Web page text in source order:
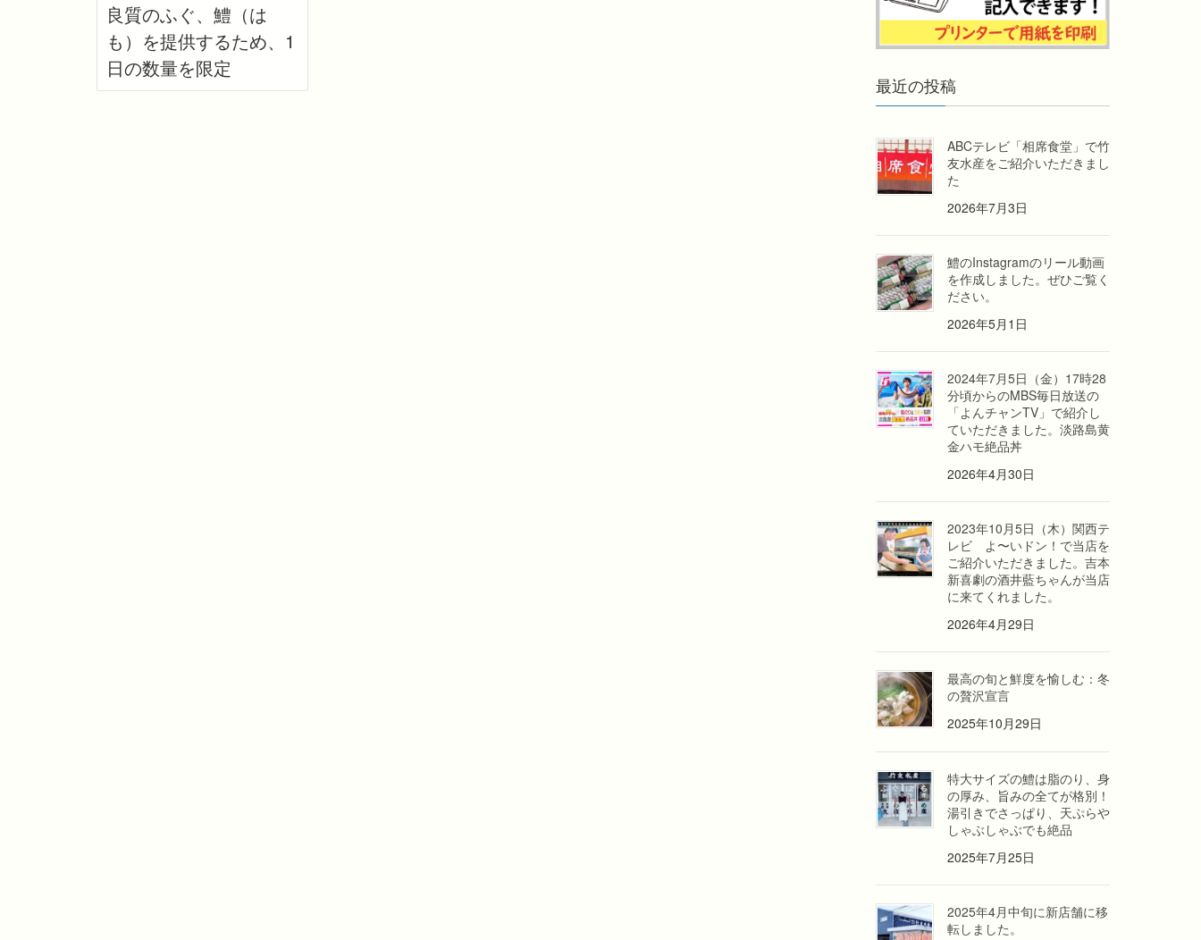
良質のふぐ、鱧（は
も）を提供するため、1
日の数量を限定
最近の投稿
ABCテレビ「相席食堂」で竹
友水産をご紹介いただきまし
た
2026年7月3日
鱧のInstagramのリール動画
を作成しました。ぜひご覧く
ださい。
2026年5月1日
2024年7月5日（金）17時28
分頃からのMBS毎日放送の
「よんチャンTV」で紹介し
ていただきました。淡路島黄
金ハモ絶品丼
2026年4月30日
2023年10月5日（木）関西テ
レビ よ〜いドン！で当店を
ご紹介いただきました。吉本
新喜劇の酒井藍ちゃんが当店
に来てくれました。
2026年4月29日
最高の旬と鮮度を愉しむ：冬
の贅沢宣言
2025年10月29日
特大サイズの鱧は脂のり、身
の厚み、旨みの全てが格別！
湯引きでさっぱり、天ぷらや
しゃぶしゃぶでも絶品
2025年7月25日
2025年4月中旬に新店舗に移
転しました。